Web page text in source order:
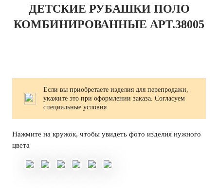
ДЕТСКИЕ РУБАШКИ ПОЛО
КОМБИНИРОВАННЫЕ АРТ.38005
Если вы приобретаете изделия для перепродажи,
укажите это при оформлении заказа. Согласуем
специальные условия
Нажмите на кружок, чтобы увидеть фото изделия нужного
цвета